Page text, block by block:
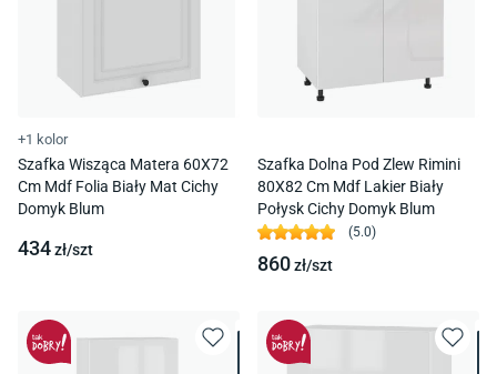
+1 kolor
Szafka Wisząca Matera 60X72
Cm Mdf Folia Biały Mat Cichy
Domyk Blum
434zł/szt
Szafka Dolna Pod Zlew Rimini
80X82 Cm Mdf Lakier Biały
Połysk Cichy Domyk Blum
(5.0)
860zł/szt